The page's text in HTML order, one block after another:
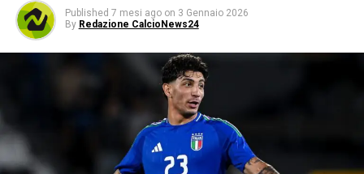
Published 7 mesi ago on 3 Gennaio 2026
By Redazione CalcioNews24